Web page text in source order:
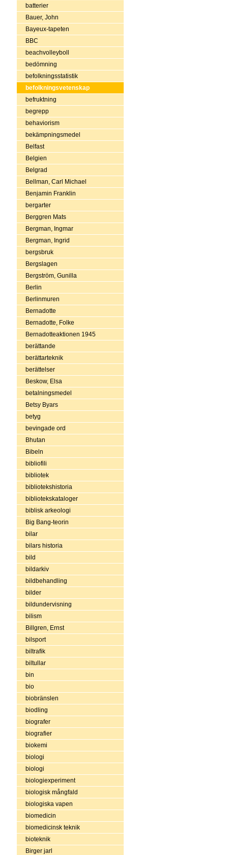
batterier
Bauer, John
Bayeux-tapeten
BBC
beachvolleyboll
bedömning
befolkningsstatistik
befolkningsvetenskap
befruktning
begrepp
behaviorism
bekämpningsmedel
Belfast
Belgien
Belgrad
Bellman, Carl Michael
Benjamin Franklin
bergarter
Berggren Mats
Bergman, Ingmar
Bergman, Ingrid
bergsbruk
Bergslagen
Bergström, Gunilla
Berlin
Berlinmuren
Bernadotte
Bernadotte, Folke
Bernadotteaktionen 1945
berättande
berättarteknik
berättelser
Beskow, Elsa
betalningsmedel
Betsy Byars
betyg
bevingade ord
Bhutan
Bibeln
bibliofili
bibliotek
bibliotekshistoria
bibliotekskataloger
biblisk arkeologi
Big Bang-teorin
bilar
bilars historia
bild
bildarkiv
bildbehandling
bilder
bildundervisning
bilism
Billgren, Ernst
bilsport
biltrafik
biltullar
bin
bio
biobränslen
biodling
biografer
biografier
biokemi
biologi
biologi
biologiexperiment
biologisk mångfald
biologiska vapen
biomedicin
biomedicinsk teknik
bioteknik
Birger jarl